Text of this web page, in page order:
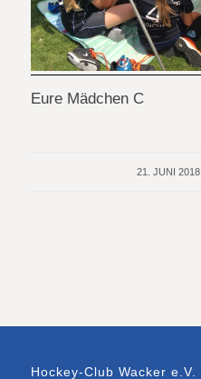
Eure Mädchen C
21. JUNI 2018
/
Hockey-Club Wacker e.V.